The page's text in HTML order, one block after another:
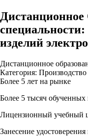
Дистанционное
специальности:
изделий
Дистанционное
Категория:
Более 5 лет на рынке
Более 5 тысяч
Лицензионный учебный
Занесение